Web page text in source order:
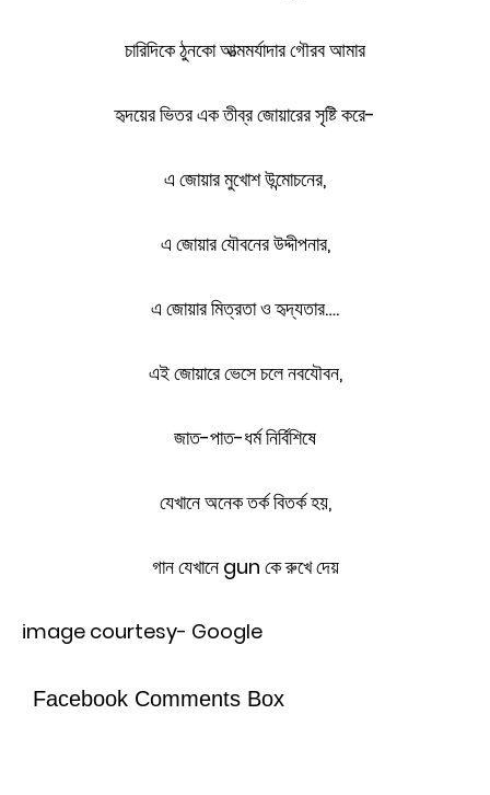
চারিদিকে ঠুনকো আত্মমর্যাদার গৌরব আমার
হৃদয়ের ভিতর এক তীব্র জোয়ারের সৃষ্টি করে-
এ জোয়ার মুখোশ উন্মোচনের,
এ জোয়ার যৌবনের উদ্দীপনার,
এ জোয়ার মিত্রতা ও হৃদ্যতার….
এই জোয়ারে ভেসে চলে নবযৌবন,
জাত-পাত-ধর্ম নির্বিশিষে
যেখানে অনেক তর্ক বিতর্ক হয়,
গান যেখানে gun কে রুখে দেয়
image courtesy- Google
Facebook Comments Box